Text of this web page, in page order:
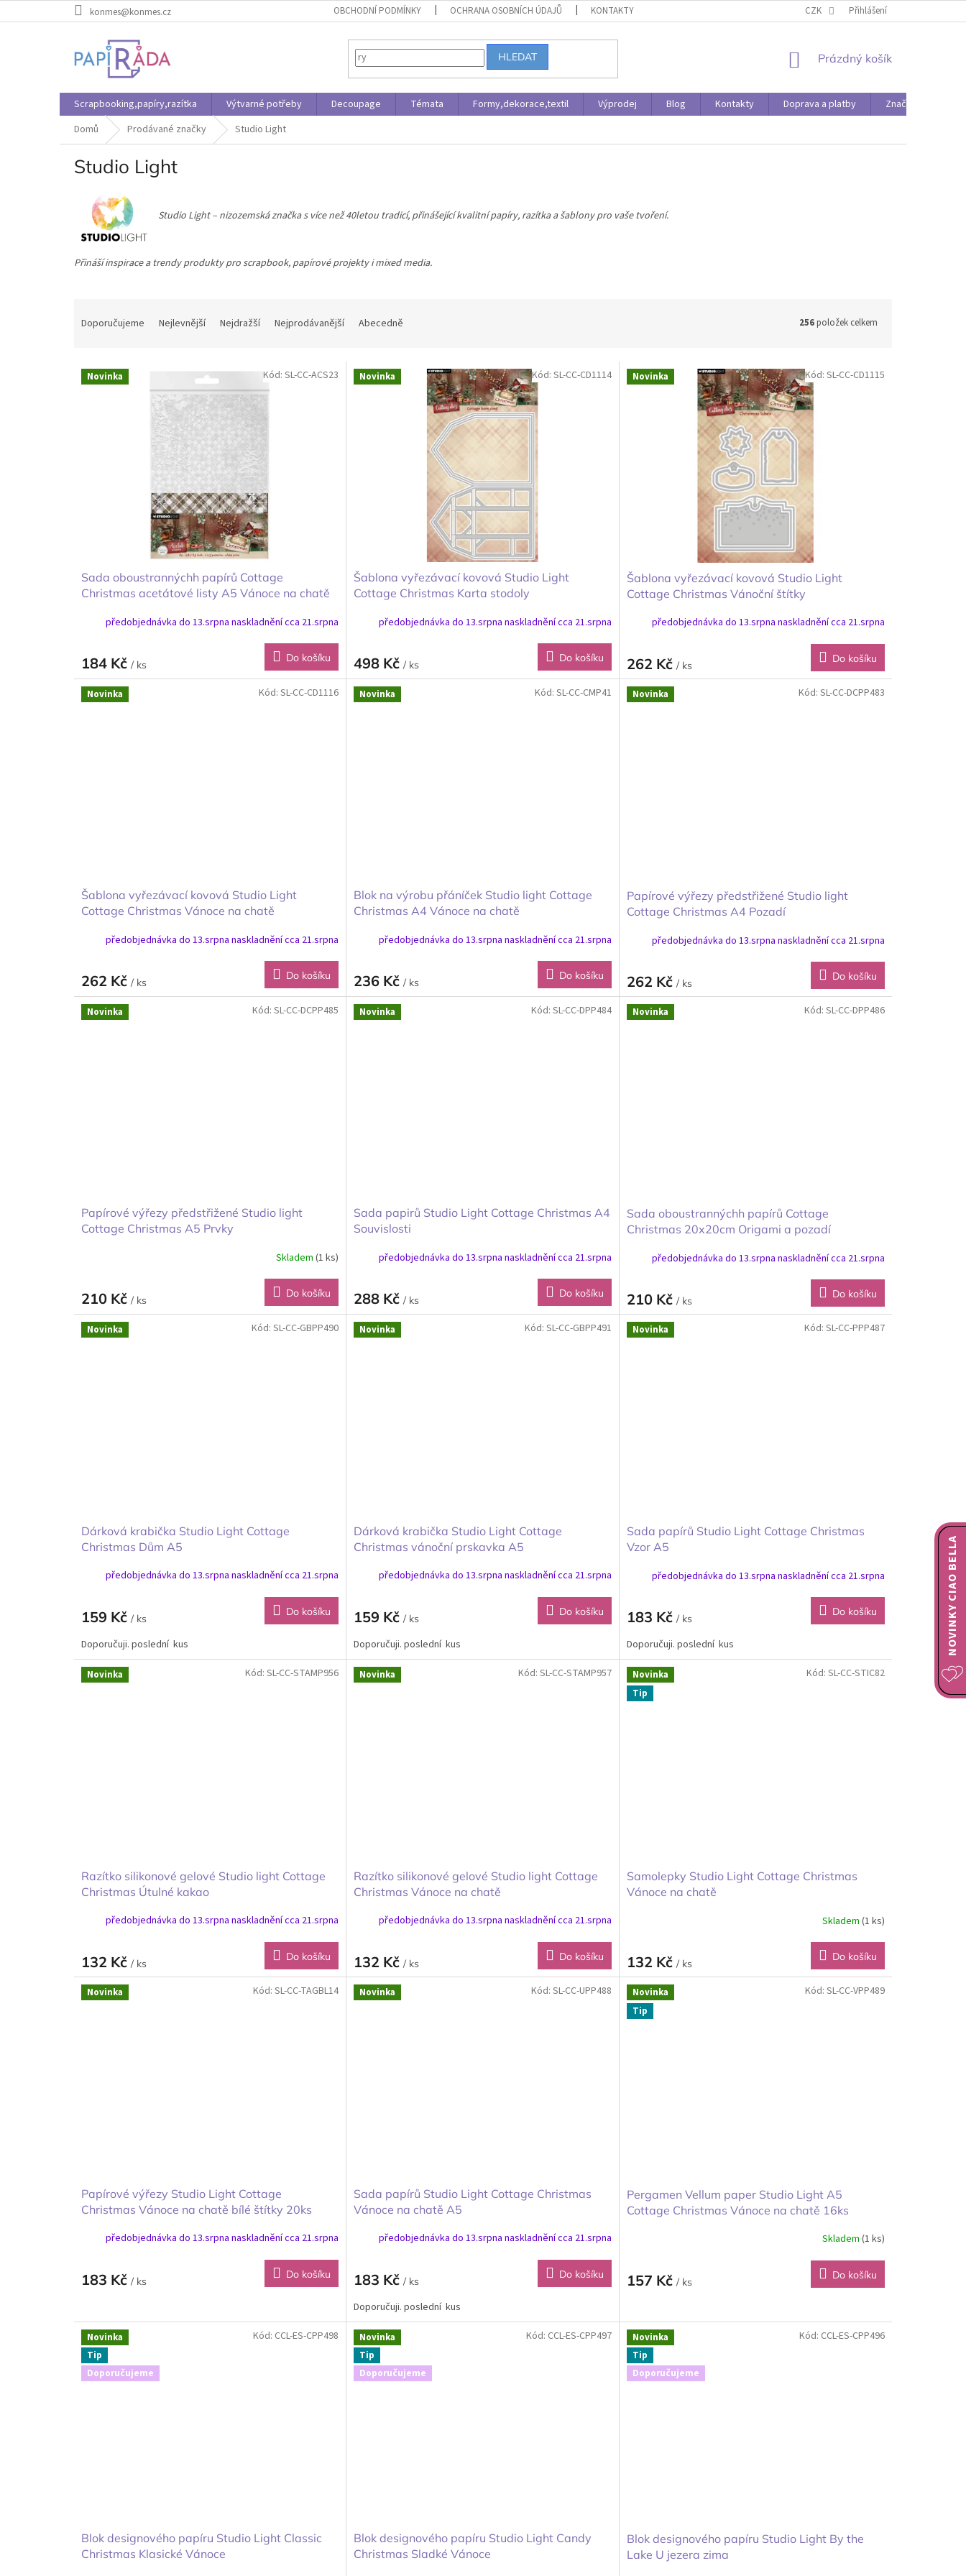
na
konmes@konmes.cz OBCHODNÍ PODMÍNKY OCHRANA OSOBNÍCH ÚDAJŮ KONTAKTY DOPRAVA A PLATBY
CZK Přihlášení
HLEDAT
NÁKUPNÍ
Prázdný košík
Scrapbooking,papíry,razítka Výtvarné potřeby Decoupage Témata Formy,dekorace,textil Výprodej Blog Kontakty Doprava a platby
Značky
Domů
Prodávané značky Studio Light
Studio Light
Studio Light – nizozemská značka s více než 40letou tradicí, přinášející kvalitní papíry, razítka a šablony pro vaše tvoření.
Přináší inspirace a trendy produkty pro scrapbook, papírové projekty i mixed media.
a
n
Doporučujeme Nejlevnější Nejdražší Nejprodávanější Abecedně 256položek celkem
V Novinka
Sada oboustrannýchh papírů Cottage
Christmas acetátové listy A5 Vánoce na chatě
předobjednávka do 13.srpna naskladnění cca 21.srpna
184 Kč / ks
Do košíku
Kód:SL-CC-ACS23 Novinka
Šablona vyřezávací kovová Studio Light
Cottage Christmas Karta stodoly
předobjednávka do 13.srpna naskladnění cca 21.srpna
498 Kč/ ks
Do košíku
Kód: SL-CC-CD1114 Novinka
Šablona vyřezávací kovová Studio Light
Cottage Christmas Vánoční štítky
předobjednávka do 13.srpna naskladnění cca 21.srpna
262 Kč / ks
Do košíku
Kód: SL-CC-CD1115
Novinka
Šablona vyřezávací kovová Studio Light
Cottage Christmas Vánoce na chatě
předobjednávka do 13.srpna naskladnění cca 21.srpna
262 Kč / ks
Do košíku
Kód:SL-CC-CD1116 Novinka
Blok na výrobu přáníček Studio light Cottage
Christmas A4 Vánoce na chatě
předobjednávka do 13.srpna naskladnění cca 21.srpna
236 Kč/ ks
Do košíku
Kód: SL-CC-CMP41 Novinka
Papírové výřezy předstřižené Studio light
Cottage Christmas A4 Pozadí
předobjednávka do 13.srpna naskladnění cca 21.srpna
262 Kč / ks
Do košíku
Kód: SL-CC-DCPP483
Novinka
Papírové výřezy předstřižené Studio light
Cottage Christmas A5 Prvky
Skladem(1 ks)
210 Kč / ks
Do košíku
Kód:SL-CC-DCPP485 Novinka
Sada papirů Studio Light Cottage Christmas A4
Souvislosti
předobjednávka do 13.srpna naskladnění cca 21.srpna
288 Kč/ ks
Do košíku
Kód: SL-CC-DPP484 Novinka
Sada oboustrannýchh papírů Cottage
Christmas 20x20cm Origami a pozadí
předobjednávka do 13.srpna naskladnění cca 21.srpna
210 Kč / ks
Do košíku
Kód: SL-CC-DPP486
Novinka
Dárková krabička Studio Light Cottage
Christmas Dům A5
předobjednávka do 13.srpna naskladnění cca 21.srpna
159 Kč / ks
Do košíku
Doporučuji. poslední kus
Kód:SL-CC-GBPP490 Novinka
Dárková krabička Studio Light Cottage
Christmas vánoční prskavka A5
předobjednávka do 13.srpna naskladnění cca 21.srpna
159 Kč/ ks
Do košíku
Doporučuji. poslední kus
Kód: SL-CC-GBPP491 Novinka
Sada papírů Studio Light Cottage Christmas
Vzor A5
předobjednávka do 13.srpna naskladnění cca 21.srpna
183 Kč / ks
Do košíku
Doporučuji. poslední kus
Kód: SL-CC-PPP487
Novinka
Razítko silikonové gelové Studio light Cottage
Christmas Útulné kakao
předobjednávka do 13.srpna naskladnění cca 21.srpna
132 Kč / ks
Do košíku
Kód:SL-CC-STAMP956 Novinka
Razítko silikonové gelové Studio light Cottage
Christmas Vánoce na chatě
předobjednávka do 13.srpna naskladnění cca 21.srpna
132 Kč/ ks
Do košíku
Kód: SL-CC-STAMP957
Novinka
Tip
Samolepky Studio Light Cottage Christmas
Vánoce na chatě
Skladem (1 ks)
132 Kč / ks
Do košíku
Kód: SL-CC-STIC82
Novinka
Papírové výřezy Studio Light Cottage
Christmas Vánoce na chatě bílé štítky 20ks
předobjednávka do 13.srpna naskladnění cca 21.srpna
183 Kč / ks
Do košíku
Kód:SL-CC-TAGBL14 Novinka
Sada papírů Studio Light Cottage Christmas
Vánoce na chatě A5
předobjednávka do 13.srpna naskladnění cca 21.srpna
183 Kč/ ks
Do košíku
Doporučuji. poslední kus
Kód: SL-CC-UPP488
Novinka
Tip
Pergamen Vellum paper Studio Light A5
Cottage Christmas Vánoce na chatě 16ks
Skladem (1 ks)
157 Kč / ks
Do košíku
Kód: SL-CC-VPP489
Novinka
Tip
Doporučujeme
Blok designového papíru Studio Light Classic
Christmas Klasické Vánoce
Kód: CCL-ES-CPP498
Novinka
Tip
Doporučujeme
Blok designového papíru Studio Light Candy
Christmas Sladké Vánoce
Kód: CCL-ES-CPP497
Novinka
Tip
Doporučujeme
Blok designového papíru Studio Light By the
Lake U jezera zima
Kód: CCL-ES-CPP496
NOVINKY CIAO BELLA